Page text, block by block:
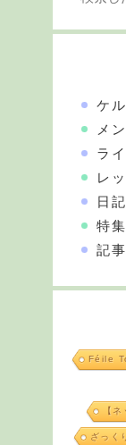
ケ
メ
ラ
レ
日記
特集
記事
Féile
【
ざっく